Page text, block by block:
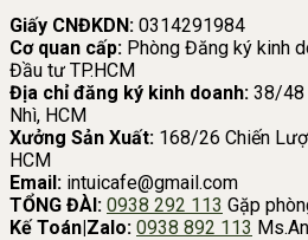
Giấy CNĐKDN: 0314291984
Cơ quan cấp: Phòng Đăng ký kinh
Đầu tư TP.HCM
Địa chỉ đăng ký kinh doanh: 38/48
Nhì, HCM
Xưởng Sản Xuất: 168/26 Chiến
HCM
Email: intuicafe@gmail.com
TỔNG ĐÀI: 0938 292 113 Gặp
Kế Toán|Zalo: 0938 892 113 Ms.An